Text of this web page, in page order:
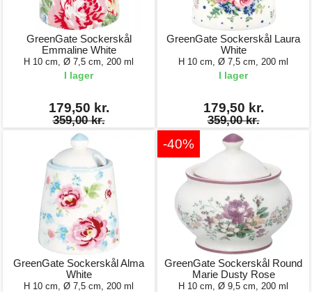
GreenGate Sockerskål
Emmaline White
H 10 cm, Ø 7,5 cm, 200 ml
I lager
179,50 kr.
359,00 kr.
GreenGate Sockerskål Laura
White
H 10 cm, Ø 7,5 cm, 200 ml
I lager
179,50 kr.
359,00 kr.
GreenGate Sockerskål Alma
White
H 10 cm, Ø 7,5 cm, 200 ml
-40%
GreenGate Sockerskål Round
Marie Dusty Rose
H 10 cm, Ø 9,5 cm, 200 ml